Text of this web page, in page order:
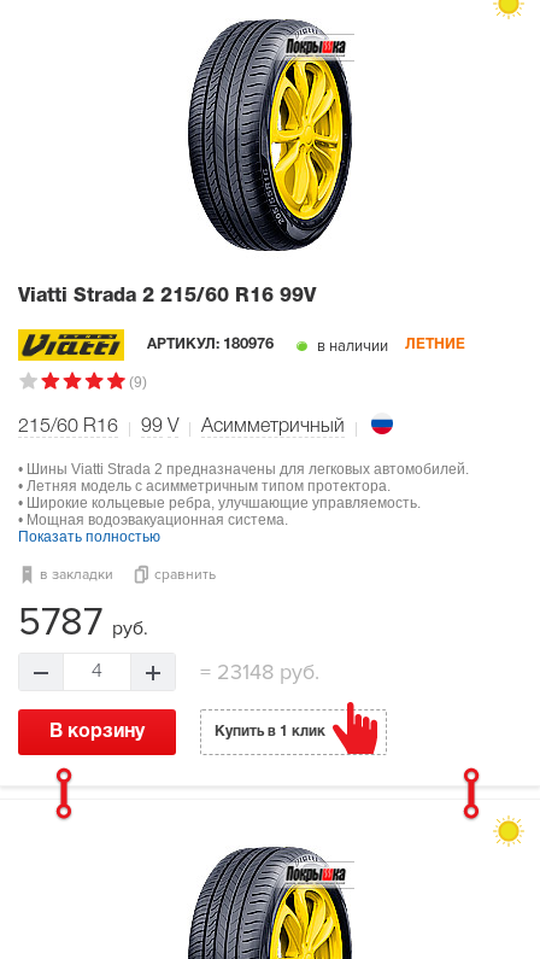
Viatti Strada 2 215/60 R16 99V
АРТИКУЛ: 180976 в наличии ЛЕТНИЕ
(9)
215/60 R16 99 V Асимметричный
• Шины Viatti Strada 2 предназначены для легковых автомобилей.
• Летняя модель с асимметричным типом протектора.
• Широкие кольцевые ребра, улучшающие управляемость.
• Мощная водоэвакуационная система.
Показать полностью
в закладки сравнить
5787 руб.
4 = 23148 руб.
В корзину Купить в 1 клик